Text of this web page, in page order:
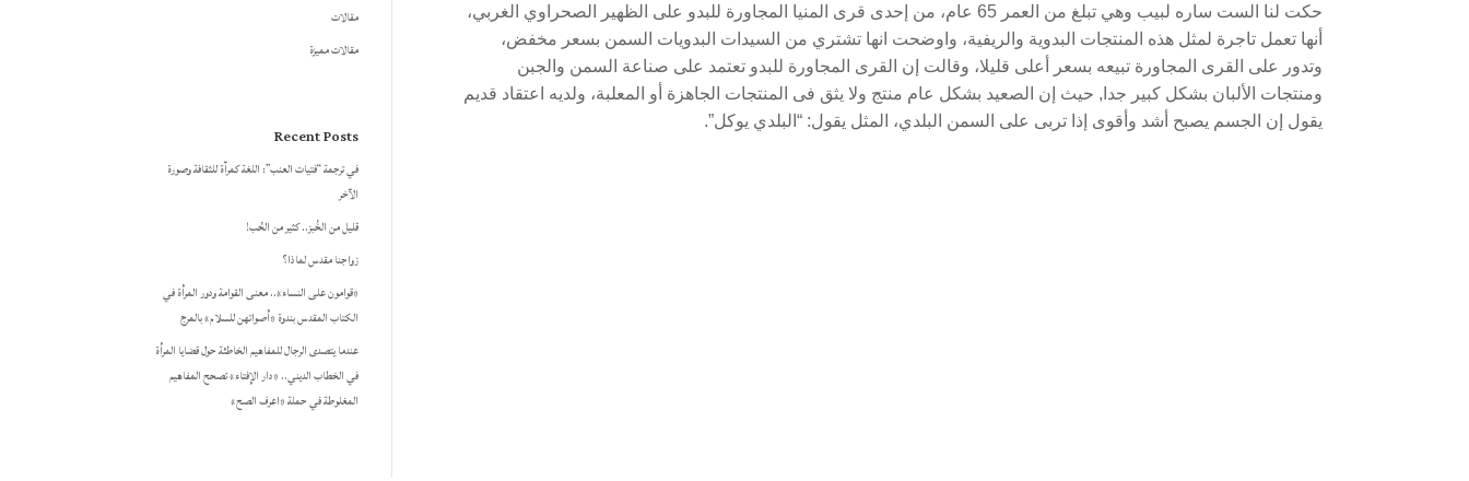
مقالات
مقالات مميزة
Recent Posts
في ترجمة “فتيات العنب”: اللغة كمرآة للثقافة وصورة
الآخر
قليل من الخُبز.. كثير من الحُب!
زواجنا مقدس لماذا؟
«قوامون على النساء».. معنى القوامة ودور المرأة في
الكتاب المقدس بندوة «أصواتهن للسلام» بالمرج
عندما يتصدى الرجال للمفاهيم الخاطئة حول قضايا المرأة
في الخطاب الديني.. «دار الإفتاء» تصحح المفاهيم
المغلوطة في حملة «اعرف الصح»
حكت لنا الست ساره لبيب وهي تبلغ من العمر 65 عام، من إحدى قرى المنيا المجاورة للبدو على الظهير الصحراوي الغربي،
أنها تعمل تاجرة لمثل هذه المنتجات البدوية والريفية، واوضحت انها تشتري من السيدات البدويات السمن بسعر مخفض،
وتدور على القرى المجاورة تبيعه بسعر أعلى قليلا، وقالت إن القرى المجاورة للبدو تعتمد على صناعة السمن والجبن
ومنتجات الألبان بشكل كبير جدا, حيث إن الصعيد بشكل عام منتج ولا يثق فى المنتجات الجاهزة أو المعلبة، ولديه اعتقاد قديم
يقول إن الجسم يصبح أشد وأقوى إذا تربى على السمن البلدي، المثل يقول: “البلدي يوكل”.